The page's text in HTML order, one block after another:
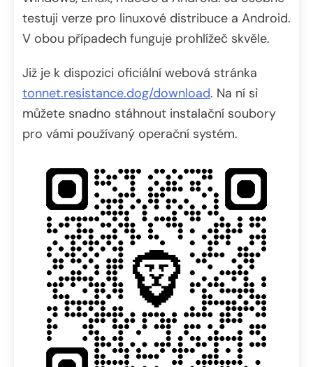
testuji verze pro linuxové distribuce a Android.
V obou případech funguje prohlížeč skvěle.
Již je k dispozici oficiální webová stránka
tonnet.resistance.dog/download. Na ní si
můžete snadno stáhnout instalační soubory
pro vámi používaný operační systém.